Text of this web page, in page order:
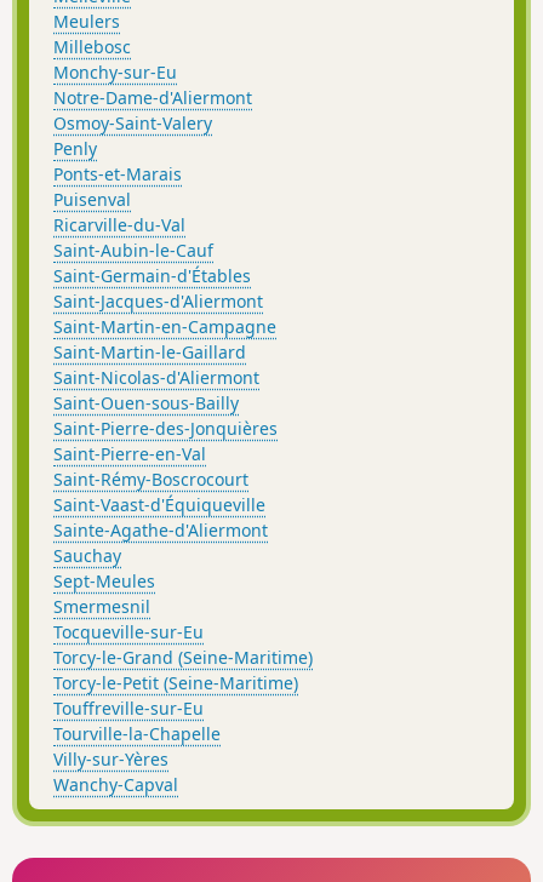
Meulers
Millebosc
Monchy-sur-Eu
Notre-Dame-d'Aliermont
Osmoy-Saint-Valery
Penly
Ponts-et-Marais
Puisenval
Ricarville-du-Val
Saint-Aubin-le-Cauf
Saint-Germain-d'Étables
Saint-Jacques-d'Aliermont
Saint-Martin-en-Campagne
Saint-Martin-le-Gaillard
Saint-Nicolas-d'Aliermont
Saint-Ouen-sous-Bailly
Saint-Pierre-des-Jonquières
Saint-Pierre-en-Val
Saint-Rémy-Boscrocourt
Saint-Vaast-d'Équiqueville
Sainte-Agathe-d'Aliermont
Sauchay
Sept-Meules
Smermesnil
Tocqueville-sur-Eu
Torcy-le-Grand (Seine-Maritime)
Torcy-le-Petit (Seine-Maritime)
Touffreville-sur-Eu
Tourville-la-Chapelle
Villy-sur-Yères
Wanchy-Capval